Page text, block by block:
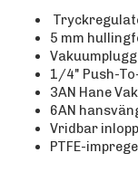
5 mm
1/4" Push-
3AN Hane
6AN
Vridbar
PTFE-